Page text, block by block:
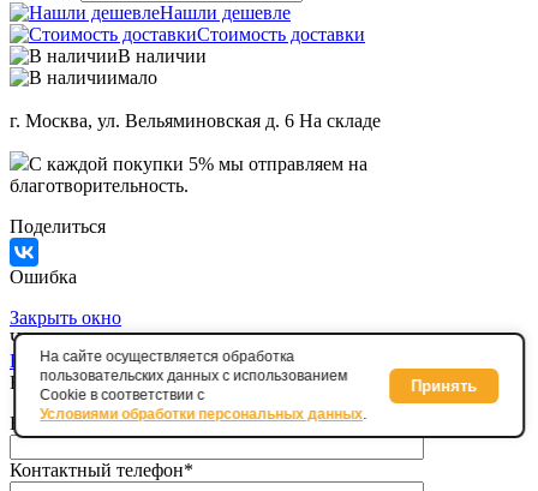
Нашли дешевле
Стоимость доставки
В наличии
мало
г. Москва, ул. Вельяминовская д. 6 На складе
C каждой покупки 5% мы отправляем на
благотворительность.
Поделиться
Ошибка
Закрыть окно
Чайник Simax 1250 мл , артикул 45021
Нашли дешевле
Нашли дешевле
Ваше имя
Контактный телефон*
На сайте осуществляется обработка
пользовательских данных с использованием
Cookie в соответствии с
Условиями обработки персональных данных.
Принять